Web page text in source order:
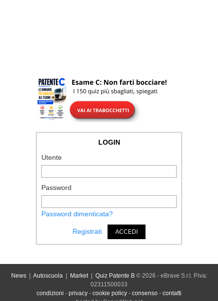
LOGIN
Utente
Password
Password dimenticata?
Registrati ACCEDI
News| Autoscuola| Market| Quiz Patente B© 2026 - eBrave S.r.l. P.iva:
02311500033
condizioni - privacy - cookie policy - consenso - contatti